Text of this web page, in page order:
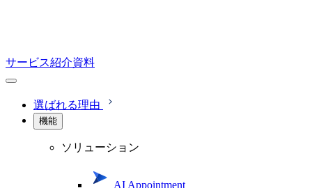
サービス紹介資料
選ばれる理由
機能
ソリューション
AI Appointment